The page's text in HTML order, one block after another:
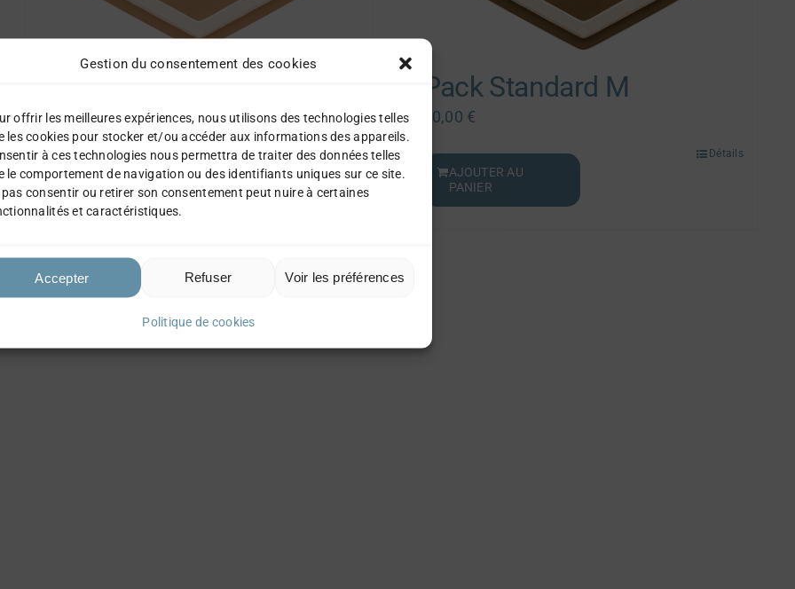
Gestion du consentement des cookies
offrir les meilleures expériences, nous utilisons des technologies telles
les cookies pour stocker et/ou accéder aux informations des appareils.
à ces technologies nous permettra de traiter des données telles
le comportement de navigation ou des identifiants uniques sur ce site.
pas consentir ou retirer son consentement peut nuire à certaines
et caractéristiques.
Accepter Refuser Voir les préférences
Politique de cookies
15,50€
AJOUTER AU
PANIER
Détails
Pack Standard M
30,00 €
AJOUTER AU
PANIER
Détails